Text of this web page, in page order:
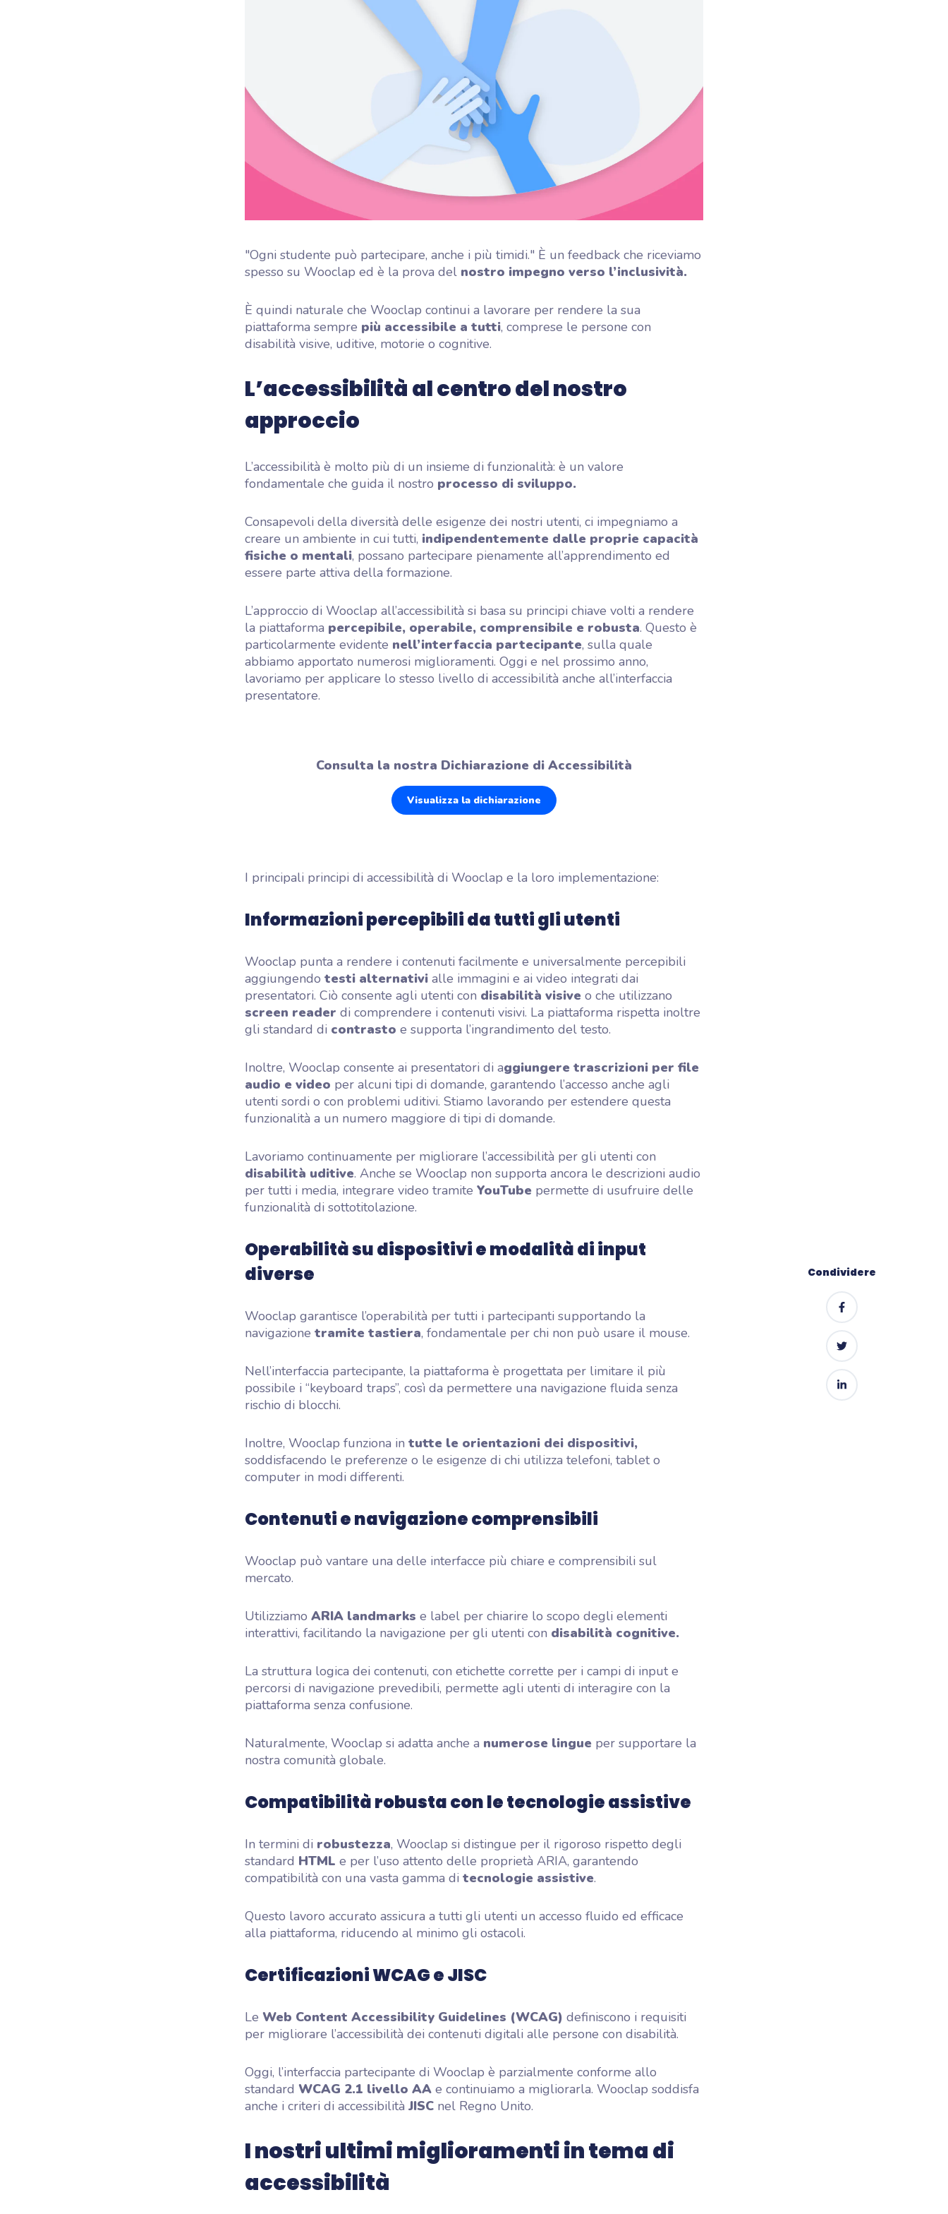
Wooflash, la piattaforma di
microlearning di Wooclap
"Ogni studente può partecipare, anche i più timidi." È un feedback che riceviamo
spesso su Wooclap ed è la prova del nostro impegno verso l’inclusività.
È quindi naturale che Wooclap continui a lavorare per rendere la sua
piattaforma sempre più accessibile a tutti, comprese le persone con
disabilità visive, uditive, motorie o cognitive.
L’accessibilità al centro del nostro
approccio
L’accessibilità è molto più di un insieme di funzionalità: è un valore
fondamentale che guida il nostro processo di sviluppo.
Consapevoli della diversità delle esigenze dei nostri utenti, ci impegniamo a
creare un ambiente in cui tutti, indipendentemente dalle proprie capacità
fisiche o mentali, possano partecipare pienamente all’apprendimento ed
essere parte attiva della formazione.
L’approccio di Wooclap all’accessibilità si basa su principi chiave volti a rendere
la piattaforma percepibile, operabile, comprensibile e robusta. Questo è
particolarmente evidente nell’interfaccia partecipante, sulla quale
abbiamo apportato numerosi miglioramenti. Oggi e nel prossimo anno,
lavoriamo per applicare lo stesso livello di accessibilità anche all’interfaccia
presentatore.
Consulta la nostra Dichiarazione di Accessibilità
Visualizza la dichiarazione
I principali principi di accessibilità di Wooclap e la loro implementazione:
Informazioni percepibili da tutti gli utenti
Wooclap punta a rendere i contenuti facilmente e universalmente percepibili
aggiungendo testi alternativi alle immagini e ai video integrati dai
presentatori. Ciò consente agli utenti con disabilità visive o che utilizzano
screen reader di comprendere i contenuti visivi. La piattaforma rispetta inoltre
gli standard di contrasto e supporta l’ingrandimento del testo.
Inoltre, Wooclap consente ai presentatori di aggiungere trascrizioni per file
audio e video per alcuni tipi di domande, garantendo l’accesso anche agli
utenti sordi o con problemi uditivi. Stiamo lavorando per estendere questa
funzionalità a un numero maggiore di tipi di domande.
Lavoriamo continuamente per migliorare l’accessibilità per gli utenti con
disabilità uditive. Anche se Wooclap non supporta ancora le descrizioni audio
per tutti i media, integrare video tramite YouTube permette di usufruire delle
funzionalità di sottotitolazione.
Operabilità su dispositivi e modalità di input
diverse
Wooclap garantisce l’operabilità per tutti i partecipanti supportando la
navigazione tramite tastiera, fondamentale per chi non può usare il mouse.
Nell’interfaccia partecipante, la piattaforma è progettata per limitare il più
possibile i “keyboard traps”, così da permettere una navigazione fluida senza
rischio di blocchi.
Inoltre, Wooclap funziona in tutte le orientazioni dei dispositivi,
soddisfacendo le preferenze o le esigenze di chi utilizza telefoni, tablet o
computer in modi differenti.
Contenuti e navigazione comprensibili
Wooclap può vantare una delle interfacce più chiare e comprensibili sul
mercato.
Utilizziamo ARIA landmarks e label per chiarire lo scopo degli elementi
interattivi, facilitando la navigazione per gli utenti con disabilità cognitive.
La struttura logica dei contenuti, con etichette corrette per i campi di input e
percorsi di navigazione prevedibili, permette agli utenti di interagire con la
piattaforma senza confusione.
Naturalmente, Wooclap si adatta anche a numerose lingue per supportare la
nostra comunità globale.
Compatibilità robusta con le tecnologie assistive
In termini di robustezza, Wooclap si distingue per il rigoroso rispetto degli
standard HTML e per l’uso attento delle proprietà ARIA, garantendo
compatibilità con una vasta gamma di tecnologie assistive.
Questo lavoro accurato assicura a tutti gli utenti un accesso fluido ed efficace
alla piattaforma, riducendo al minimo gli ostacoli.
Certificazioni WCAG e JISC
Le Web Content Accessibility Guidelines (WCAG) definiscono i requisiti
per migliorare l’accessibilità dei contenuti digitali alle persone con disabilità.
Oggi, l’interfaccia partecipante di Wooclap è parzialmente conforme allo
standard WCAG 2.1 livello AA e continuiamo a migliorarla. Wooclap soddisfa
anche i criteri di accessibilità JISC nel Regno Unito.
I nostri ultimi miglioramenti in tema di
accessibilità
Condividere